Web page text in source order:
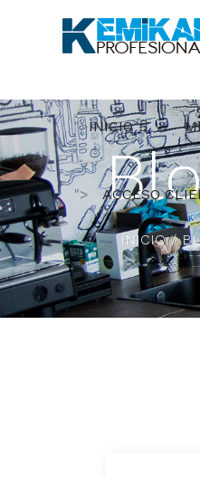
">INICIO
"> ACCESO
INICIO
BLOG KEMIKAL